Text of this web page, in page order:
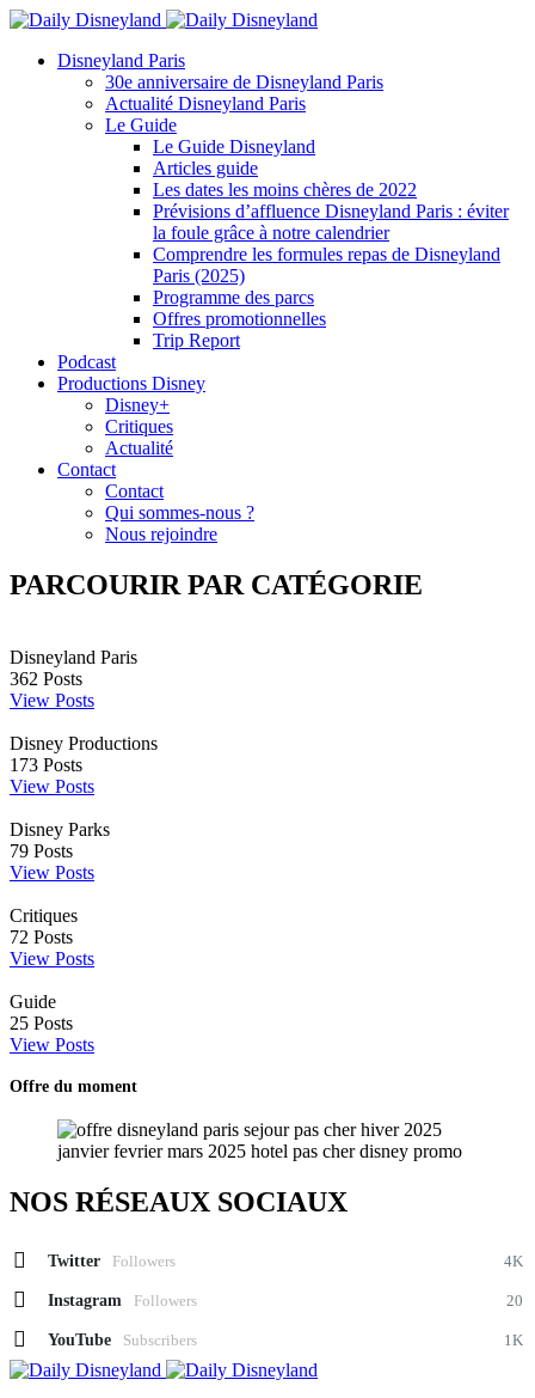
Disneyland Paris
30e anniversaire de Disneyland Paris
Actualité Disneyland Paris
Le Guide
Le Guide Disneyland
Articles guide
Les dates les moins chères de 2022
Prévisions d’affluence Disneyland Paris : éviter
la foule grâce à notre calendrier
Comprendre les formules repas de Disneyland
Paris (2025)
Programme des parcs
Offres promotionnelles
Trip Report
Podcast
Productions Disney
Disney+
Critiques
Actualité
Contact
Contact
Qui sommes-nous ?
Nous rejoindre
PARCOURIR PAR CATÉGORIE
Disneyland Paris
362 Posts
View Posts
Disney Productions
173 Posts
View Posts
Disney Parks
79 Posts
View Posts
Critiques
72 Posts
View Posts
Guide
25 Posts
View Posts
Offre du moment
NOS RÉSEAUX SOCIAUX
Twitter 4K
Followers
Instagram 20
Followers
YouTube 1K
Subscribers